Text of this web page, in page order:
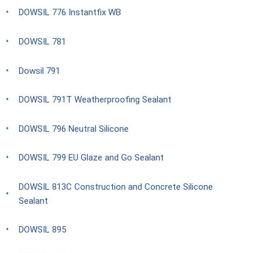
DOWSIL 776 Instantfix WB
DOWSIL 781
Dowsil 791
DOWSIL 791T Weatherproofing Sealant
DOWSIL 796 Neutral Silicone
DOWSIL 799 EU Glaze and Go Sealant
DOWSIL 813C Construction and Concrete Silicone
Sealant
DOWSIL 895